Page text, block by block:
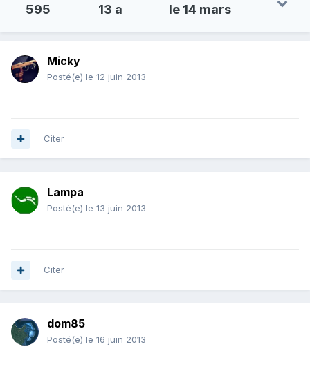
595 13 a le 14 mars
Micky
Posté(e) le 12 juin 2013
Citer
Lampa
Posté(e) le 13 juin 2013
Citer
dom85
Posté(e) le 16 juin 2013